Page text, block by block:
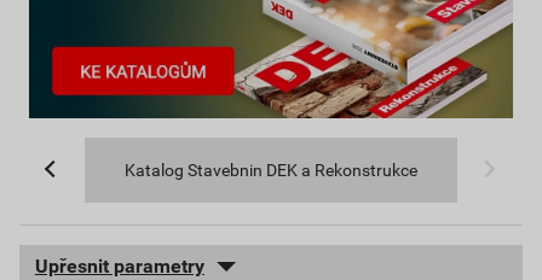
Katalog Stavebnin DEK a Rekonstrukce
Upřesnit parametry